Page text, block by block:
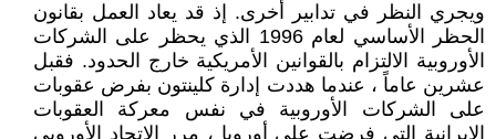
ويجري النظر في تدابير أخرى. إذ قد يعاد العمل بقانون
الحظر الأساسي لعام 1996 الذي يحظر على الشركات
الأوروبية الالتزام بالقوانين الأمريكية خارج الحدود. فقبل
عشرين عاماً ، عندما هددت إدارة كلينتون بفرض عقوبات
على الشركات الأوروبية في نفس معركة العقوبات
الايرانية التي فرضت على أوروبا ، مرر الاتحاد الأوروبي